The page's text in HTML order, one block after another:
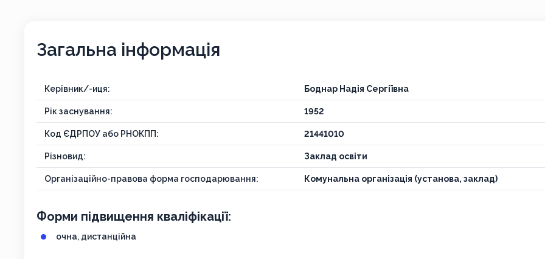
Загальна інформація
Керівник/-иця: Боднар Надія Сергіївна
Рік заснування: 1952
Код ЄДРПОУ або РНОКПП: 21441010
Різновид: Заклад освіти
Організаційно-правова форма господарювання: Комунальна організація (установа, заклад)
Форми підвищення кваліфікації:
очна, дистанційна